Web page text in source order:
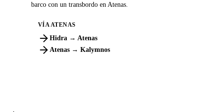
barco con un transbordo en Atenas.
VÍA ATENAS
Hidra → Atenas
Atenas → Kalymnos